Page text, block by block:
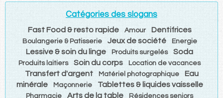
Catégories des slogans
Fast Food & resto rapide Amour Dentifrices
Boulangerie & Patisserie Jeux de société Energie
Lessive & soin du linge Produits surgelés Soda
Produits laitiers Soin du corps Location de vacances
Transfert d'argent Matériel photographique
Eau
minérale
Maçonnerie Tablettes & liquides vaisselle
Pharmacie Arts de la table Résidences seniors